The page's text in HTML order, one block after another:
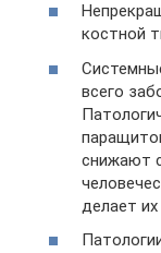
костной
всего
снижают
делает